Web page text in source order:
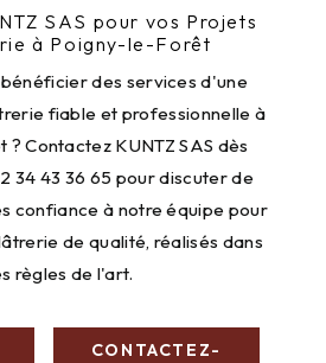
SAS pour vos Projets
à Poigny-le-Forêt
des services d'une
fiable et professionnelle à
Contactez KUNTZ SAS dès
34 43 36 65 pour discuter de
confiance à notre équipe pour
de qualité, réalisés dans
règles de l'art.
CONTACTEZ-